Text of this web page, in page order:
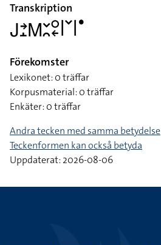
Transkription
􌤢􌥔􌤸􌤿􌥖􌥘􌥰􌦈􌥼􌥧􌥼􌤟
Förekomster
Lexikonet: 0 träffar
Korpusmaterial: 0 träffar
Enkäter: 0 träffar
Andra tecken med samma betydelse
Teckenformen kan också betyda
Uppdaterat: 2026-08-06